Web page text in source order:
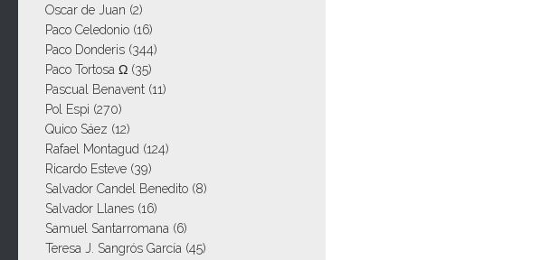
Oscar de Juan (2)
Paco Celedonio (16)
Paco Donderis (344)
Paco Tortosa Ω (35)
Pascual Benavent (11)
Pol Espi (270)
Quico Sáez (12)
Rafael Montagud (124)
Ricardo Esteve (39)
Salvador Candel Benedito (8)
Salvador Llanes (16)
Samuel Santarromana (6)
Teresa J. Sangrós García (45)